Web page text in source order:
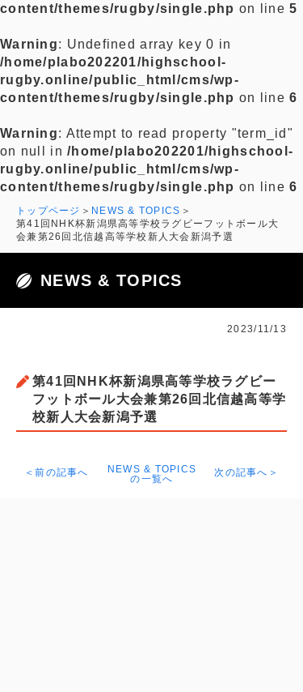
content/themes/rugby/single.php on line5
Warning: Undefined array key 0 in
/home/plabo202201/highschool-
rugby.online/public_html/cms/wp-
content/themes/rugby/single.php on line6
Warning: Attempt to read property "term_id"
on null in/home/plabo202201/highschool-
rugby.online/public_html/cms/wp-
content/themes/rugby/single.php on line6
トップページ
NEWS & TOPICS
第41回NHK杯新潟県高等学校ラグビーフットボール大
会兼第26回北信越高等学校新人大会新潟予選
NEWS & TOPICS
2023/11/13
第41回NHK杯新潟県高等学校ラグビー
フットボール大会兼第26回北信越高等学
校新人大会新潟予選
＜前の記事へ
NEWS & TOPICS
の一覧へ
次の記事へ＞